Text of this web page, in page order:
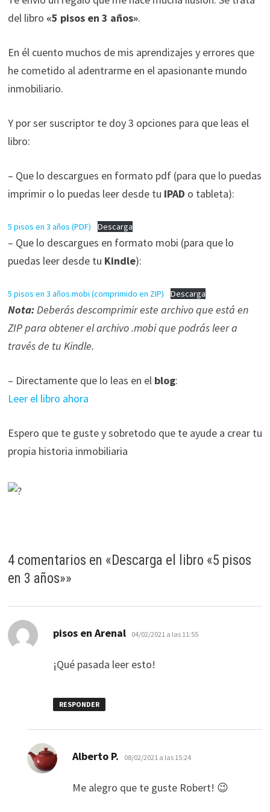
del libro «5 pisos en 3 años».
En él cuento muchos de mis aprendizajes y errores que
he cometido al adentrarme en el apasionante mundo
inmobiliario.
Y por ser suscriptor te doy 3 opciones para que leas el
libro:
– Que lo descargues en formato pdf (para que lo puedas
imprimir o lo puedas leer desde tu IPAD o tableta):
5 pisos en 3 años (PDF) Descarga
– Que lo descargues en formato mobi (para que lo
puedas leer desde tu Kindle):
5 pisos en 3 años.mobi (comprimido en ZIP) Descarga
Nota:Deberás descomprimir este archivo que está en
ZIP para obtener el archivo .mobi que podrás leer a
través de tu Kindle.
– Directamente que lo leas en el blog:
Leer el libro ahora
Espero que te guste y sobretodo que te ayude a crear tu
propia historia inmobiliaria
4 comentarios en «Descarga el libro «5 pisos
en 3 años»»
pisos en Arenal dice:
04/02/2021 a las 11:55
¡Qué pasada leer esto!
RESPONDER
Alberto P. dice:
08/02/2021 a las 15:24
Me alegro que te guste Robert! 😉
web.
Estadísticas
Para que
podamos
y estructura
de la web, en
se usa la web.
Para que
nuestra web
funcione lo
visita. Si
rechaza estas
cookies,
algunas
funcionalidades
de la web.
Al compartir tus
intereses y
nuestro sitio,
personalizados.